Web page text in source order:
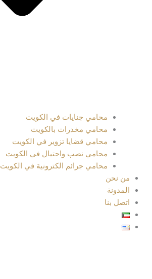
محامي جنايات في الكويت
محامي مخدرات بالكويت
محامي قضايا تزوير في الكويت
محامي نصب واحتيال في الكويت
محامي جرائم الكترونية في الكويت
من نحن
المدونة
اتصل بنا